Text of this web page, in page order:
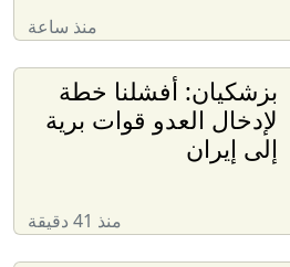
منذ ساعة
بزشكيان: أفشلنا خطة
لإدخال العدو قوات برية
إلى إيران
منذ 41 دقيقة